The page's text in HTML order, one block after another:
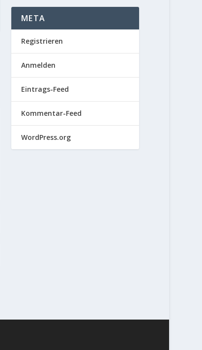
META
Registrieren
Anmelden
Eintrags-Feed
Kommentar-Feed
WordPress.org